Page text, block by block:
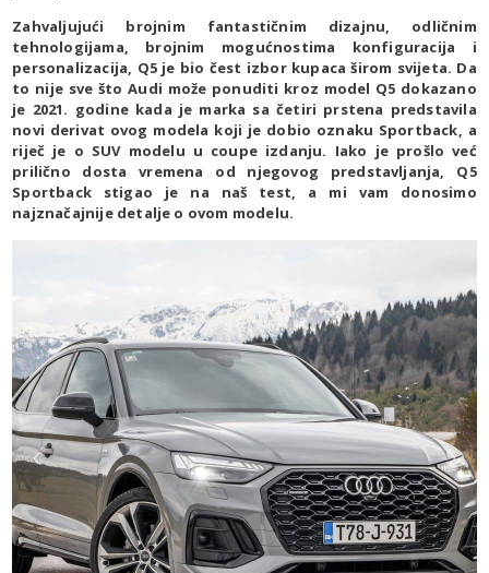
Zahvaljujući brojnim fantastičnim dizajnu, odličnim
tehnologijama, brojnim mogućnostima konfiguracija i
personalizacija, Q5 je bio čest izbor kupaca širom svijeta. Da
to nije sve što Audi može ponuditi kroz model Q5 dokazano
je 2021. godine kada je marka sa četiri prstena predstavila
novi derivat ovog modela koji je dobio oznaku Sportback, a
riječ je o SUV modelu u coupe izdanju. Iako je prošlo već
prilično dosta vremena od njegovog predstavljanja, Q5
Sportback stigao je na naš test, a mi vam donosimo
najznačajnije detalje o ovom modelu.